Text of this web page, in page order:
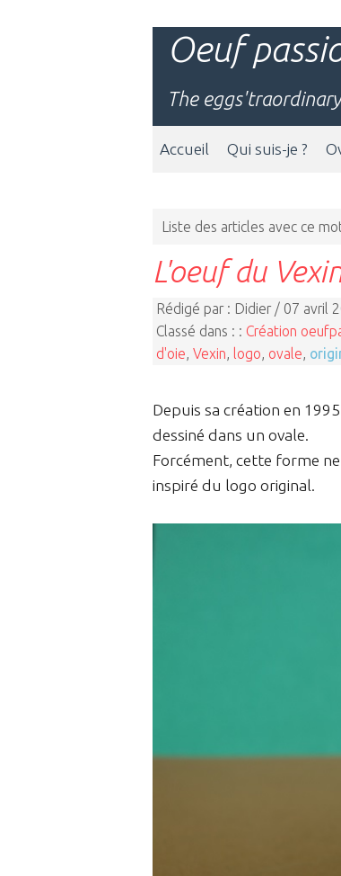
Oeuf
The
Accueil Qui suis-je ?
Liste des articles avec ce
L'oeuf du
Rédigé par : Didier / 07 avril
Classé dans : : Création
d'oie Vexin logo ovale
Depuis sa création en
dessiné dans un ovale.
Forcément, cette forme
inspiré du logo original.